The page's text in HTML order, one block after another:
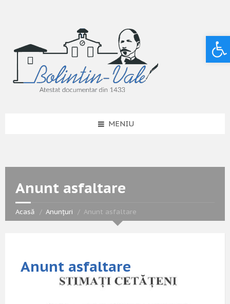
MENIU
Anunt asfaltare
Acasă Anunțuri Anunt asfaltare
Anunt asfaltare
Deschide bara de unelte